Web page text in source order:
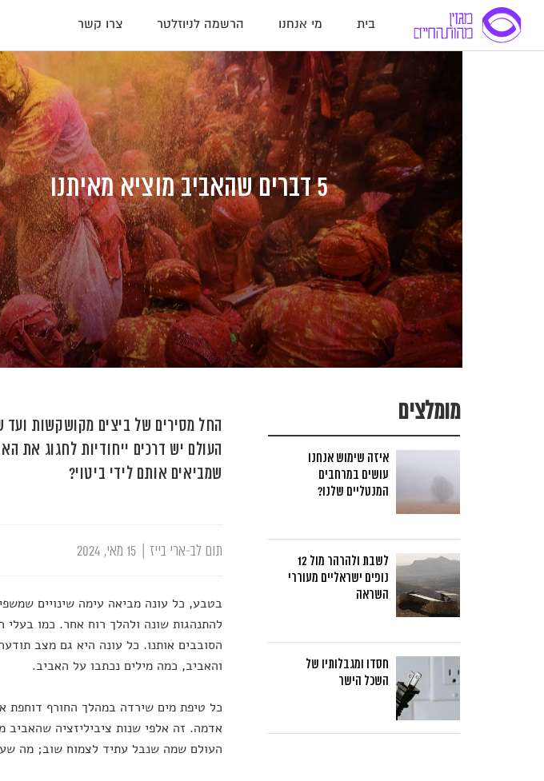
בית מי אנחנו הרשמה לניוזלטר צרו קשר
5 דברים שהאביב מוציא מאיתנו
החל מסירים של ביצים מקושקשות
העולם יש דרכים ייחודיות לחגוג את
שמביאים אותם לידי ביטוי?
תום לב-ארי בייז
בטבע, כל עונה מביאה עימה שינויים
להתנהגות שונה ולהלך רוח אחר. כמו בעלי
הסובבים אותנו. כל עונה היא גם מצב
והאביב, כמה מילים נכתבו על האביב.
כל טיפת מים שירדה במהלך החורף דוחפת
אדמה. זה אלפי שנות ציביליזציה
העולם שמה שנבל עתיד לצמוח שוב; מה
מומלצים
איזה שימוש אנחנו
עושים במרחבים
המנטליים שלנו?
לשבת ולהרהר מול 12
נופים ישראליים מעוררי
השראה
חסדו ומגבלותיו של
השכל הישר